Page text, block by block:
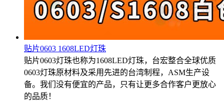
贴片0603 1608LED灯珠
贴片0603灯珠也称为1608LED灯珠，台宏整合全球优质
0603灯珠原材料及采用先进的台湾制程，ASM生产设
备。我们没有便宜的产品，只有让更多合作客户更放心
的品质！